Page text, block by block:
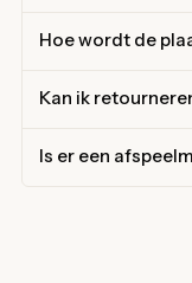
Hoe wordt de
Kan ik
Is er een